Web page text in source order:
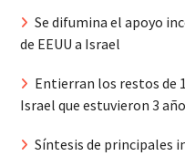
Se difumina el apoyo
de EEUU a Israel
Entierran los restos de
Israel que estuvieron 3
Síntesis de principales